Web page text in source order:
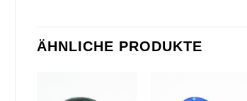
ÄHNLICHE PRODUKTE